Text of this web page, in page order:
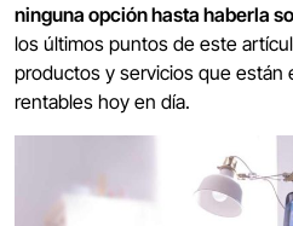
ninguna opción hasta haberla
los últimos puntos de este
productos y servicios que están
rentables hoy en día.